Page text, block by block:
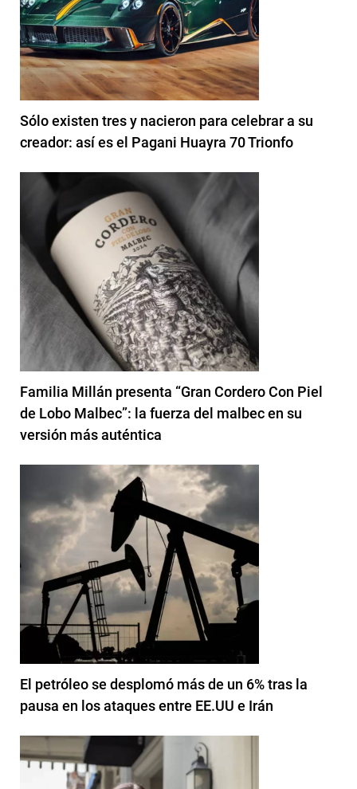
Sólo existen tres y nacieron para celebrar a su
creador: así es el Pagani Huayra 70 Trionfo
Familia Millán presenta “Gran Cordero Con Piel
de Lobo Malbec”: la fuerza del malbec en su
versión más auténtica
El petróleo se desplomó más de un 6% tras la
pausa en los ataques entre EE.UU e Irán